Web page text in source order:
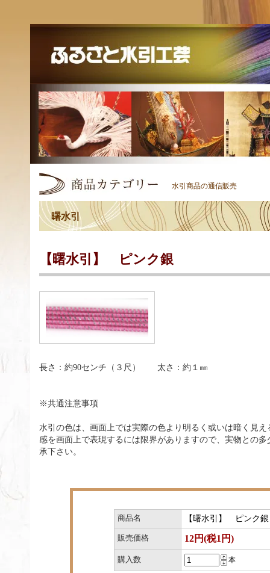
水引商品の通信販売
曙水引
【曙水引】 ピンク銀
長さ：約90センチ（３尺） 太さ：約１㎜
※共通注意事項
水引の色は、画面上では実際の色より明るく或いは暗く見
感を画面上で表現するには限界がありますので、実物との
承下さい。
商品名 【曙水引】 ピンク銀
販売価格 12円(税1円)
購入数 本